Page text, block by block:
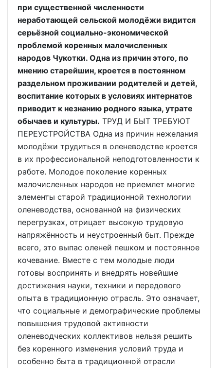
при существенной численности
неработающей сельской молодёжи видится
серьёзной социально-экономической
проблемой коренных малочисленных
народов Чукотки. Одна из причин этого, по
мнению старейшин, кроется в постоянном
раздельном проживании родителей и детей,
воспитание которых в условиях интернатов
приводит к незнанию родного языка, утрате
обычаев и культуры. ТРУД И БЫТ ТРЕБУЮТ
ПЕРЕУСТРОЙСТВА Одна из причин нежелания
молодёжи трудиться в оленеводстве кроется
в их профессиональной неподготовленности к
работе. Молодое поколение коренных
малочисленных народов не приемлет многие
элементы старой традиционной технологии
оленеводства, основанной на физических
перегрузках, отрицает высокую трудовую
напряжённость и неустроенный быт. Прежде
всего, это выпас оленей пешком и постоянное
кочевание. Вместе с тем молодые люди
готовы воспринять и внедрять новейшие
достижения науки, техники и передового
опыта в традиционную отрасль. Это означает,
что социальные и демографические проблемы
повышения трудовой активности
оленеводческих коллективов нельзя решить
без коренного изменения условий труда и
особенно быта в традиционной отрасли